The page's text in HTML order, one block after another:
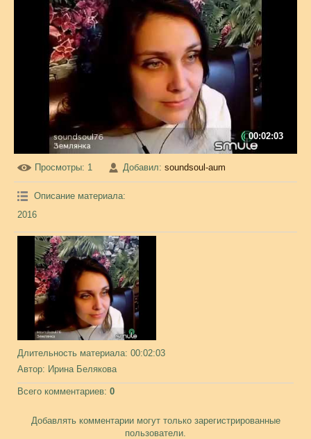
00:02:03
Просмотры: 1 Добавил: soundsoul-aum
Описание материала:
2016
Длительность материала: 00:02:03
Автор: Ирина Белякова
Всего комментариев: 0
Добавлять комментарии могут только зарегистрированные
пользователи.